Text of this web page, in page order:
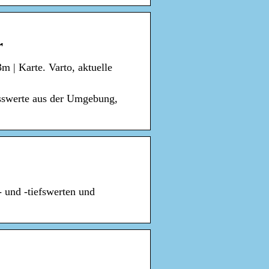
| Karte. Varto, aktuelle
aus der Umgebung,
und -tiefswerten und